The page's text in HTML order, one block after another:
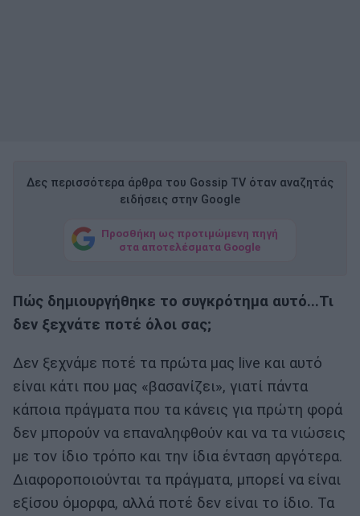
Δες περισσότερα άρθρα του Gossip TV όταν αναζητάς
ειδήσεις στην Google
Προσθήκη ως προτιμώμενη πηγή
στα αποτελέσματα Google
Πώς δημιουργήθηκε το συγκρότημα αυτό...Τι
δεν ξεχνάτε ποτέ όλοι σας;
Δεν ξεχνάμε ποτέ τα πρώτα μας live και αυτό
είναι κάτι που μας «βασανίζει», γιατί πάντα
κάποια πράγματα που τα κάνεις για πρώτη φορά
δεν μπορούν να επαναληφθούν και να τα νιώσεις
με τον ίδιο τρόπο και την ίδια ένταση αργότερα.
Διαφοροποιούνται τα πράγματα, μπορεί να είναι
εξίσου όμορφα, αλλά ποτέ δεν είναι το ίδιο. Τα